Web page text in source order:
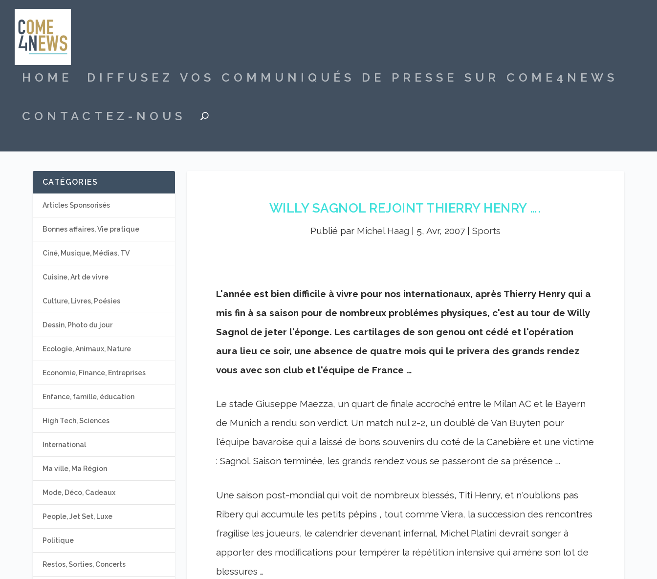
HOME DIFFUSEZ VOS COMMUNIQUÉS DE PRESSE SUR COME4NEWS
CONTACTEZ-NOUS
WILLY SAGNOL REJOINT THIERRY HENRY ….
Publié par Michel Haag 5, Avr, 2007| Sports
L'année est bien difficile à vivre pour nos internationaux, après Thierry Henry qui a
mis fin à sa saison pour de nombreux problémes physiques, c'est au tour de Willy
Sagnol de jeter l'éponge. Les cartilages de son genou ont cédé et l'opération
aura lieu ce soir, une absence de quatre mois qui le privera des grands rendez
vous avec son club et l'équipe de France …
Le stade Giuseppe Maezza, un quart de finale accroché entre le Milan AC et le Bayern
de Munich a rendu son verdict. Un match nul 2-2, un doublé de Van Buyten pour
l'équipe bavaroise qui a laissé de bons souvenirs du coté de la Canebière et une victime
: Sagnol. Saison terminée, les grands rendez vous se passeront de sa présence ….
Une saison post-mondial qui voit de nombreux blessés, Titi Henry, et n'oublions pas
Ribery qui accumule les petits pépins , tout comme Viera, la succession des rencontres
fragilise les joueurs, le calendrier devenant infernal, Michel Platini devrait songer à
apporter des modifications pour tempérer la répétition intensive qui améne son lot de
blessures …
CATÉGORIES
Articles Sponsorisés
Bonnes affaires, Vie pratique
Ciné, Musique, Médias, TV
Cuisine, Art de vivre
Culture, Livres, Poésies
Dessin, Photo du jour
Ecologie, Animaux, Nature
Economie, Finance, Entreprises
Enfance, famille, éducation
High Tech, Sciences
International
Ma ville, Ma Région
Mode, Déco, Cadeaux
People, Jet Set, Luxe
Politique
Restos, Sorties, Concerts